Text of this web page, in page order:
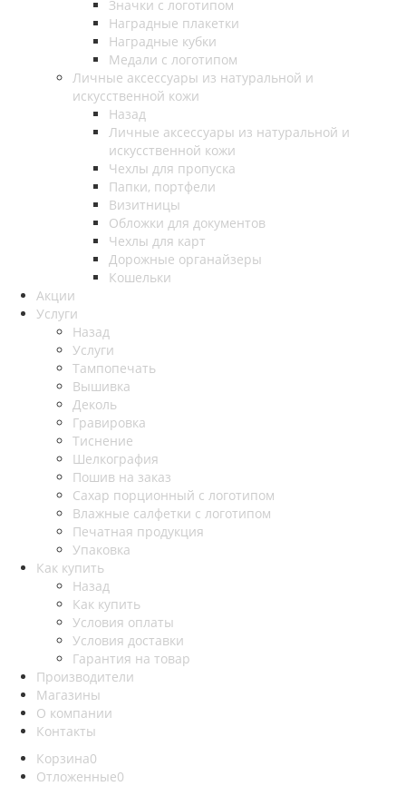
Значки с логотипом
Наградные плакетки
Наградные кубки
Медали с логотипом
Личные аксессуары из натуральной и
искусственной кожи
Назад
Личные аксессуары из натуральной и
искусственной кожи
Чехлы для пропуска
Папки, портфели
Визитницы
Обложки для документов
Чехлы для карт
Дорожные органайзеры
Кошельки
Акции
Услуги
Назад
Услуги
Тампопечать
Вышивка
Деколь
Гравировка
Тиснение
Шелкография
Пошив на заказ
Сахар порционный с логотипом
Влажные салфетки с логотипом
Печатная продукция
Упаковка
Как купить
Назад
Как купить
Условия оплаты
Условия доставки
Гарантия на товар
Производители
Магазины
О компании
Контакты
Корзина0
Отложенные0